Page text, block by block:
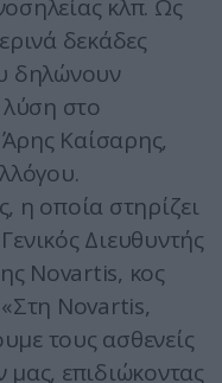
κλπ. Ως
δεκάδες
δηλώνουν
στο
Καίσαρης,
η οποία στηρίζει
Διευθυντής
Novartis, κος
«Στη Novartis,
τους ασθενείς
μας, επιδιώκοντας